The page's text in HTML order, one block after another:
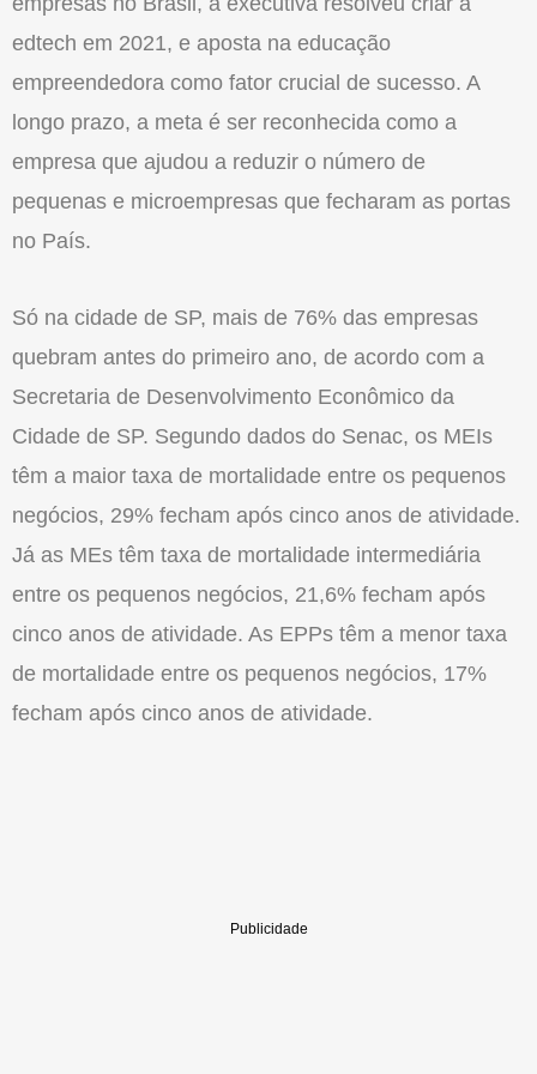
edtech em 2021, e aposta na educação
empreendedora como fator crucial de sucesso. A
longo prazo, a meta é ser reconhecida como a
empresa que ajudou a reduzir o número de
pequenas e microempresas que fecharam as portas
no País.
Só na cidade de SP, mais de 76% das empresas
quebram antes do primeiro ano, de acordo com a
Secretaria de Desenvolvimento Econômico da
Cidade de SP. Segundo dados do Senac, os MEIs
têm a maior taxa de mortalidade entre os pequenos
negócios, 29% fecham após cinco anos de atividade.
Já as MEs têm taxa de mortalidade intermediária
entre os pequenos negócios, 21,6% fecham após
cinco anos de atividade. As EPPs têm a menor taxa
de mortalidade entre os pequenos negócios, 17%
fecham após cinco anos de atividade.